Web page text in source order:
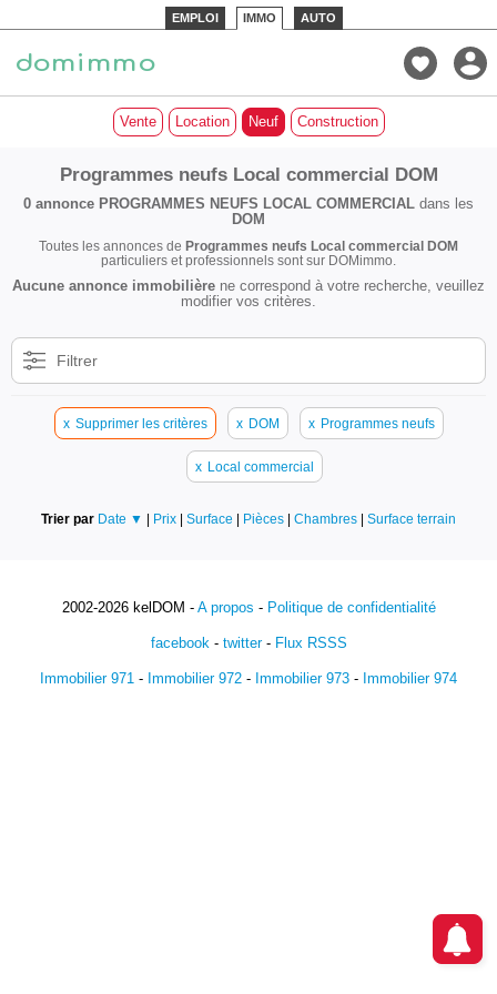
EMPLOI IMMO AUTO
Vente Location Neuf Construction
Programmes neufs Local commercial DOM
0 annonce PROGRAMMES NEUFS LOCAL COMMERCIAL dans les
DOM
Toutes les annonces de Programmes neufs Local commercial DOM
particuliers et professionnels sont sur DOMimmo.
Aucune annonce immobilière ne correspond à votre recherche, veuillez
modifier vos critères.
Filtrer
x Supprimer les critères x DOM x Programmes neufs
x Local commercial
Trier par Date ▼ | Prix | Surface | Pièces | Chambres | Surface terrain
2002-2026 kelDOM - A propos - Politique de confidentialité
facebook- twitter- Flux RSSS
Immobilier 971 - Immobilier 972 - Immobilier 973 - Immobilier 974